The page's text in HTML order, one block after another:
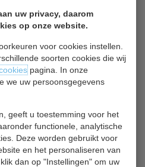
uw privacy, daarom
op onze website.
voor cookies instellen.
soorten cookies die wij
pagina. In onze
we uw persoonsgegevens
geeft u toestemming voor het
functionele, analytische
Deze worden gebruikt voor
en het personaliseren van
dan op "Instellingen" om uw
hoog gepolijst is.
ligt het bestek
voor jou?
C137
steakmessen
€ 23,00
Bestek bekijken